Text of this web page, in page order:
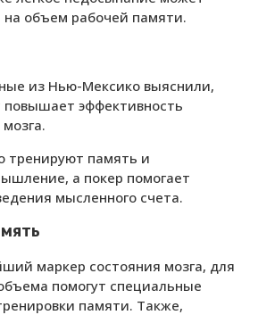
на объем рабочей памяти.
из Нью-Мексико выяснили,
повышает эффективность
тренируют память и
а покер помогает
мысленного счета.
маркер состояния мозга, для
помогут специальные
памяти. Также,